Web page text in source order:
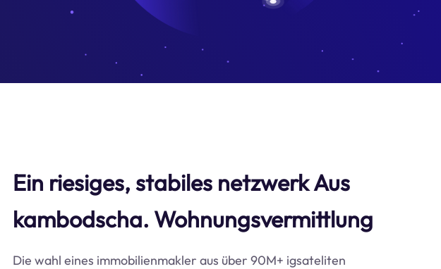
Ein riesiges, stabiles netzwerk Aus
kambodscha. Wohnungsvermittlung
Die wahl eines immobilienmakler aus über 90M+ igsateliten